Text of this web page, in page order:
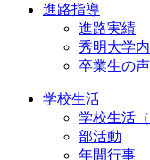
進路指導
進路実績
秀明大学
卒業生の声
学校生活
学校生活
部活動
年間行事